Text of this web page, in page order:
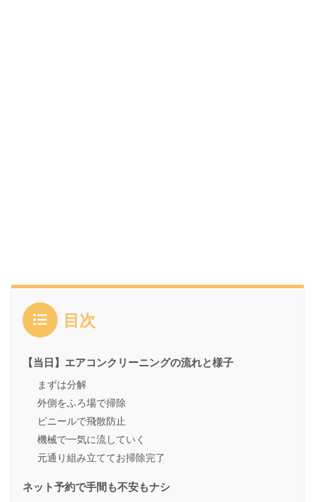
目次
【当日】エアコンクリーニングの流れと様子
まずは分解
外側をふろ場で掃除
ビニールで飛散防止
機械で一気に流していく
元通り組み立ててお掃除完了
ネット予約で手間も不安もナシ